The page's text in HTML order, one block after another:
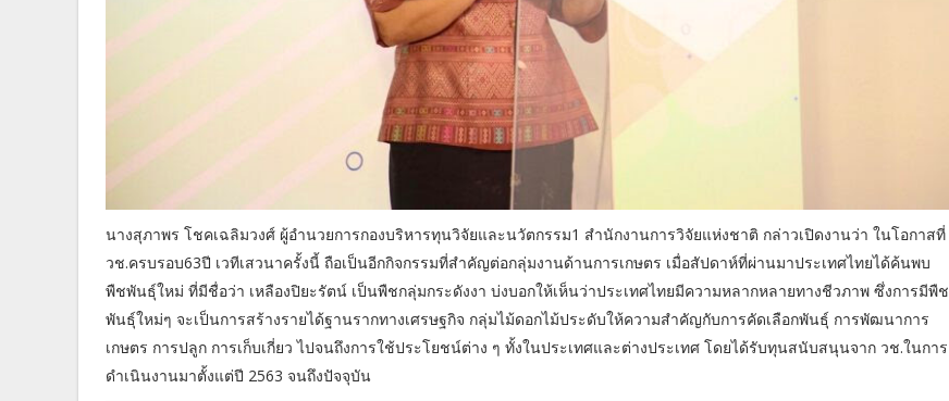
นางสุภาพร โชคเฉลิมวงศ์ ผู้อำนวยการกองบริหารทุนวิจัยและนวัตกรรม1 สำนักงานการวิจัยแห่งชาติ กล่าวเปิดงานว่า ในโอกาสที่
วช.ครบรอบ63ปี เวทีเสวนาครั้งนี้ ถือเป็นอีกกิจกรรมที่สำคัญต่อกลุ่มงานด้านการเกษตร เมื่อสัปดาห์ที่ผ่านมาประเทศไทยได้ค้นพบ
พืชพันธุ์ใหม่ ที่มีชื่อว่า เหลืองปิยะรัตน์ เป็นพืชกลุ่มกระดังงา บ่งบอกให้เห็นว่าประเทศไทยมีความหลากหลายทางชีวภาพ ซึ่งการมีพืช
พันธุ์ใหม่ๆ จะเป็นการสร้างรายได้ฐานรากทางเศรษฐกิจ กลุ่มไม้ดอกไม้ประดับให้ความสำคัญกับการคัดเลือกพันธุ์ การพัฒนาการ
เกษตร การปลูก การเก็บเกี่ยว ไปจนถึงการใช้ประโยชน์ต่าง ๆ ทั้งในประเทศและต่างประเทศ โดยได้รับทุนสนับสนุนจาก วช.ในการ
ดำเนินงานมาตั้งแต่ปี 2563 จนถึงปัจจุบัน